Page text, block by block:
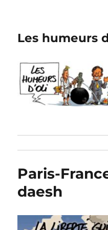
Les humeurs
Paris-
daesh